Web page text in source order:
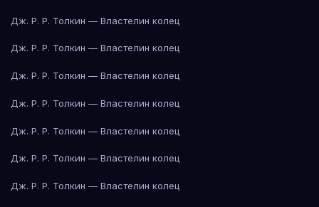
Дж. Р. Р. Толкин — Властелин колец
Дж. Р. Р. Толкин — Властелин колец
Дж. Р. Р. Толкин — Властелин колец
Дж. Р. Р. Толкин — Властелин колец
Дж. Р. Р. Толкин — Властелин колец
Дж. Р. Р. Толкин — Властелин колец
Дж. Р. Р. Толкин — Властелин колец